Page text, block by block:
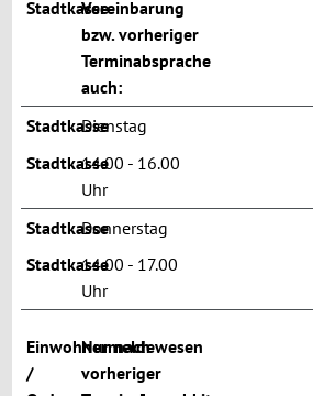
StadtkasseVereinbarung
bzw. vorheriger
Terminabsprache
auch:
StadtkasseDienstag
Stadtkasse14.00 - 16.00
Uhr
StadtkasseDonnerstag
Stadtkasse14.00 - 17.00
Uhr
Einwohnermeldewesen
/
Nur nach
vorheriger